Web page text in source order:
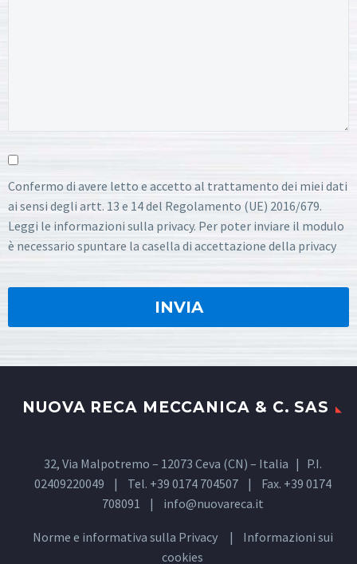
Confermo di avere letto e accetto al trattamento dei miei dati
ai sensi degli artt. 13 e 14 del Regolamento (UE) 2016/679.
Leggi le informazioni sulla privacy. Per poter inviare il modulo
è necessario spuntare la casella di accettazione della privacy
NUOVA RECA MECCANICA & C. SAS
32, Via Malpotremo – 12073 Ceva (CN) – Italia | P.I.
02409220049 | Tel. +39 0174 704507 | Fax. +39 0174
708091 | info@nuovareca.it
Norme e informativa sulla Privacy| Informazioni sui
cookies